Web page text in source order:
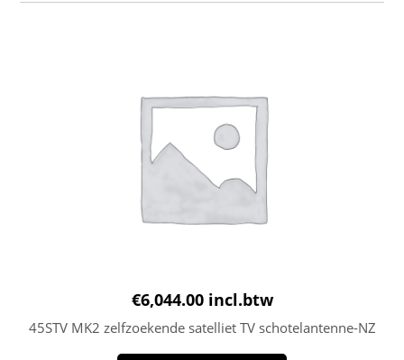
€6,044.00 incl.btw
45STV MK2 zelfzoekende satelliet TV schotelantenne-NZ